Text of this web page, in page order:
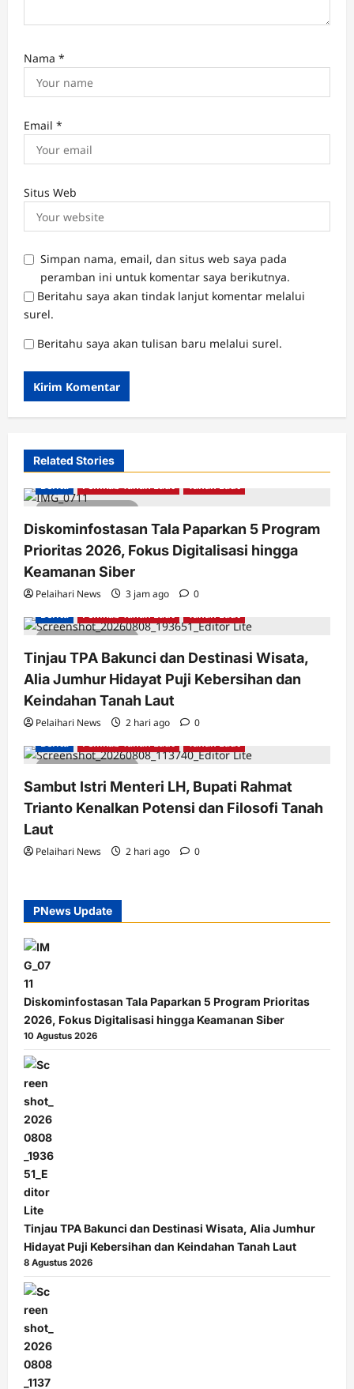
Nama *
Email *
Situs Web
Simpan nama, email, dan situs web saya pada
peramban ini untuk komentar saya berikutnya.
Beritahu saya akan tindak lanjut komentar melalui
surel.
Beritahu saya akan tulisan baru melalui surel.
Related Stories
2 minutes read
Berita Pemkab Tanah Laut Tanah Laut
Diskominfostasan Tala Paparkan 5 Program
Prioritas 2026, Fokus Digitalisasi hingga
Keamanan Siber
Pelaihari News 3 jam ago 0
2 minutes read
Berita Pemkab Tanah Laut Tanah Laut
Tinjau TPA Bakunci dan Destinasi Wisata,
Alia Jumhur Hidayat Puji Kebersihan dan
Keindahan Tanah Laut
Pelaihari News 2 hari ago 0
2 minutes read
Berita Pemkab Tanah Laut Tanah Laut
Sambut Istri Menteri LH, Bupati Rahmat
Trianto Kenalkan Potensi dan Filosofi Tanah
Laut
Pelaihari News 2 hari ago 0
PNews Update
Diskominfostasan Tala Paparkan 5 Program Prioritas
2026, Fokus Digitalisasi hingga Keamanan Siber
10 Agustus 2026
Tinjau TPA Bakunci dan Destinasi Wisata, Alia Jumhur
Hidayat Puji Kebersihan dan Keindahan Tanah Laut
8 Agustus 2026